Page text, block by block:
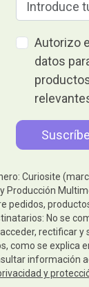
Autorizo
datos
Curiosite
Producción
pedidos,
No se
rectificar y
como se explica
información
y